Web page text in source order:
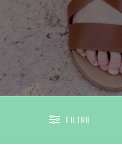
FILTRO